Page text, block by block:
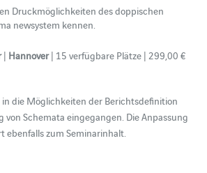
Druckmöglichkeiten des doppischen
newsystem kennen.
| Hannover| 15 verfügbare Plätze | 299,00 €
die Möglichkeiten der Berichtsdefinition
von Schemata eingegangen. Die Anpassung
ebenfalls zum Seminarinhalt.